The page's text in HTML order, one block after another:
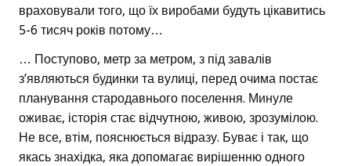
враховували того, що їх виробами будуть цікавитись
5-6 тисяч років потому…
… Поступово, метр за метром, з під завалів
з’являються будинки та вулиці, перед очима постає
планування стародавнього поселення. Минуле
оживає, історія стає відчутною, живою, зрозумілою.
Не все, втім, пояснюється відразу. Буває і так, що
якась знахідка, яка допомагає вирішенню одного